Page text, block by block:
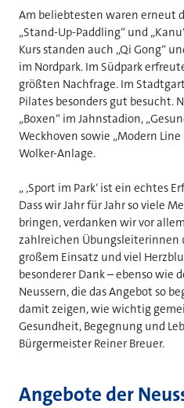
Am beliebtesten waren erneut
„Stand-Up-Paddling“ und
Kurs standen auch „Qi Gong“
im Nordpark. Im Südpark
größten Nachfrage. Im
Pilates besonders gut besucht.
„Boxen“ im Jahnstadion,
Weckhoven sowie „Modern
Wolker-Anlage.
„ ‚Sport im Park‘ ist ein echtes
Dass wir Jahr für Jahr so viele
bringen, verdanken wir vor
zahlreichen Übungsleiterinnen
großem Einsatz und viel
besonderer Dank – ebenso wie
Neussern, die das Angebot so
damit zeigen, wie wichtig
Gesundheit, Begegnung und
Bürgermeister Reiner Breuer.
Angebote der